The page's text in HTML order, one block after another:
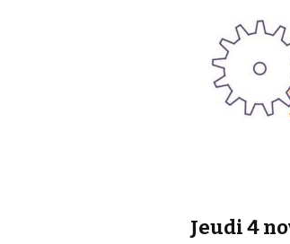
Jeudi 4